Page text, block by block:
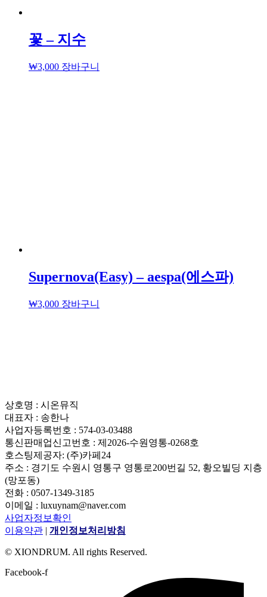
꽃 – 지수
₩3,000 장바구니
Supernova(Easy) – aespa(에스파)
₩3,000 장바구니
상호명 : 시온뮤직
대표자 : 송한나
사업자등록번호 : 574-03-03488
통신판매업신고번호 : 제2026-수원영통-0268호
호스팅제공자: (주)카페24
주소 : 경기도 수원시 영통구 영통로200번길 52, 황오빌딩 지층
(망포동)
전화 : 0507-1349-3185
이메일 : luxuynam@naver.com
사업자정보확인
이용약관 | 개인정보처리방침
© XIONDRUM. All rights Reserved.
Facebook-f